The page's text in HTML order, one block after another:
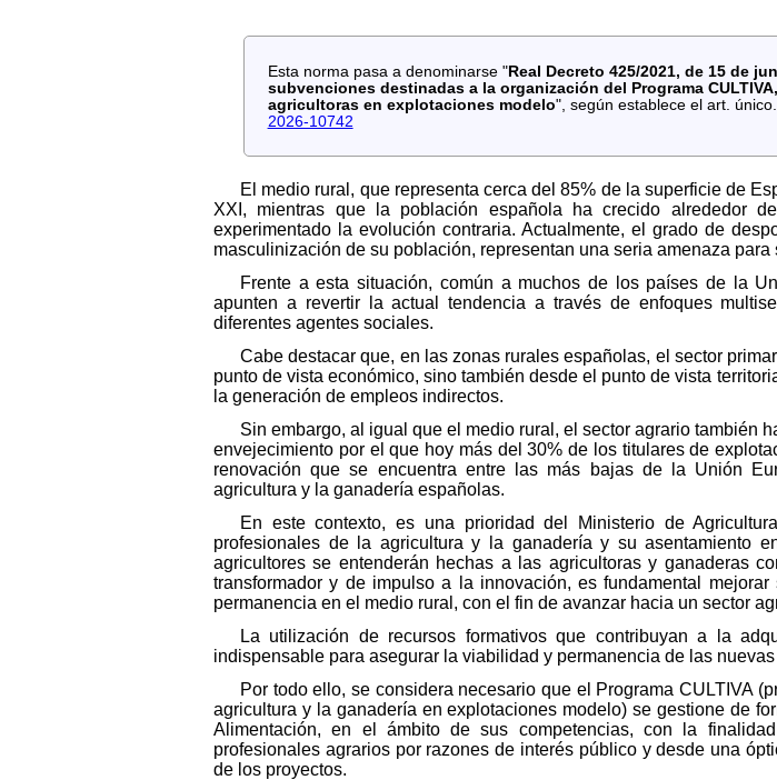
Esta norma pasa a denominarse "Real Decreto 425/2021, de 15 de
subvenciones destinadas a la organización del Programa
agricultoras en explotaciones modelo", según establece el art.
2026-10742
El medio rural, que representa cerca del 85% de la superficie de
XXI, mientras que la población española ha crecido alrededor
experimentado la evolución contraria. Actualmente, el grado de
masculinización de su población, representan una seria amenaza para
Frente a esta situación, común a muchos de los países de la
apunten a revertir la actual tendencia a través de enfoques
diferentes agentes sociales.
Cabe destacar que, en las zonas rurales españolas, el sector
punto de vista económico, sino también desde el punto de vista
la generación de empleos indirectos.
Sin embargo, al igual que el medio rural, el sector agrario también
envejecimiento por el que hoy más del 30% de los titulares de
renovación que se encuentra entre las más bajas de la Unión
agricultura y la ganadería españolas.
En este contexto, es una prioridad del Ministerio de
profesionales de la agricultura y la ganadería y su asentamiento
agricultores se entenderán hechas a las agricultoras y ganaderas
transformador y de impulso a la innovación, es fundamental
permanencia en el medio rural, con el fin de avanzar hacia un sector
La utilización de recursos formativos que contribuyan a la
indispensable para asegurar la viabilidad y permanencia de las
Por todo ello, se considera necesario que el Programa CULTIVA
agricultura y la ganadería en explotaciones modelo) se gestione de
Alimentación, en el ámbito de sus competencias, con la
profesionales agrarios por razones de interés público y desde una
de los proyectos.